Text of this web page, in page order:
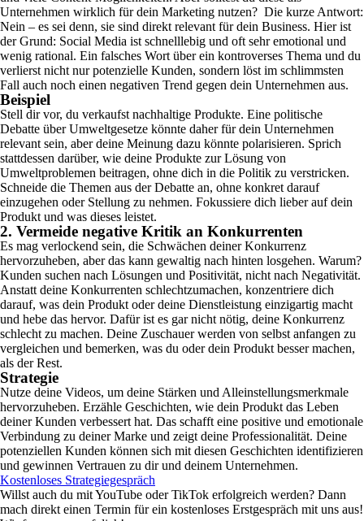
Unternehmen wirklich für dein Marketing nutzen? Die kurze Antwort:
Nein – es sei denn, sie sind direkt relevant für dein Business. Hier ist
der Grund: Social Media ist schnelllebig und oft sehr emotional und
wenig rational. Ein falsches Wort über ein kontroverses Thema und du
verlierst nicht nur potenzielle Kunden, sondern löst im schlimmsten
Fall auch noch einen negativen Trend gegen dein Unternehmen aus.
Beispiel
Stell dir vor, du verkaufst nachhaltige Produkte. Eine politische
Debatte über Umweltgesetze könnte daher für dein Unternehmen
relevant sein, aber deine Meinung dazu könnte polarisieren. Sprich
stattdessen darüber, wie deine Produkte zur Lösung von
Umweltproblemen beitragen, ohne dich in die Politik zu verstricken.
Schneide die Themen aus der Debatte an, ohne konkret darauf
einzugehen oder Stellung zu nehmen. Fokussiere dich lieber auf dein
Produkt und was dieses leistet.
2. Vermeide negative Kritik an Konkurrenten
Es mag verlockend sein, die Schwächen deiner Konkurrenz
hervorzuheben, aber das kann gewaltig nach hinten losgehen. Warum?
Kunden suchen nach Lösungen und Positivität, nicht nach Negativität.
Anstatt deine Konkurrenten schlechtzumachen, konzentriere dich
darauf, was dein Produkt oder deine Dienstleistung einzigartig macht
und hebe das hervor. Dafür ist es gar nicht nötig, deine Konkurrenz
schlecht zu machen. Deine Zuschauer werden von selbst anfangen zu
vergleichen und bemerken, was du oder dein Produkt besser machen,
als der Rest.
Strategie
Nutze deine Videos, um deine Stärken und Alleinstellungsmerkmale
hervorzuheben. Erzähle Geschichten, wie dein Produkt das Leben
deiner Kunden verbessert hat. Das schafft eine positive und emotionale
Verbindung zu deiner Marke und zeigt deine Professionalität. Deine
potenziellen Kunden können sich mit diesen Geschichten identifizieren
und gewinnen Vertrauen zu dir und deinem Unternehmen.
Kostenloses Strategiegespräch
Willst auch du mit YouTube oder TikTok erfolgreich werden? Dann
mach direkt einen Termin für ein kostenloses Erstgespräch mit uns aus!